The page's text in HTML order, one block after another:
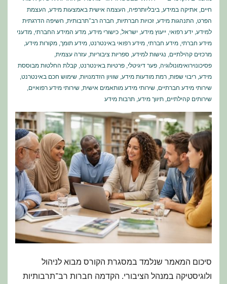
חיים, אתיקה במידע, ביבליותרפיה, העצמה אישית באמצעות מידע, העצמת
הפרט, התנהגות מידע, זכויות חברתיות, חברה רב־תרבותית, חשיפה הדרגתית
למידע, ידע רפואי, ייעוץ מידע, ישראל, כישורי מידע, מדע המידע החברתי, מדעני
מידע חברתי, מידע חברתי, מידע רפואי באינטרנט, מידע תומך, מקורות מידע,
מרכזים קהילתיים, נגישות למידע, ספריות ציבוריות, עזרה עצמית,
פסיכונוירואימונולוגיה, פער דיגיטלי, פרטיות באינטרנט, קבלת החלטות מבוססת
מידע, ריבוי שפות, רמת מודעות מידע, שוויון הזדמנויות, שימוש חכם באינטרנט,
שירותי מידע חברתיים, שירותי מידע מותאמים אישית, שירותי מידע רפואיים,
שירותים קהילתיים, תיווך מידע, תרבות מידע
סיכום המאמר שנלמד במסגרת הקורס מבוא לניהול
ולוגיסטיקה במנהל הציבורי. הקדמה חברות רב־תרבותיות